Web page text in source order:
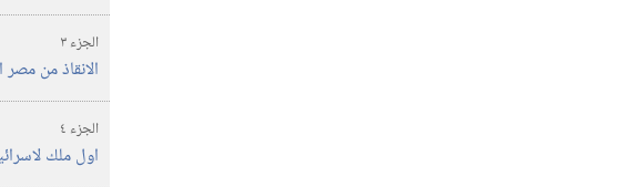
الجزء ٣
الانقاذ من
الجزء ٤
اول ملك